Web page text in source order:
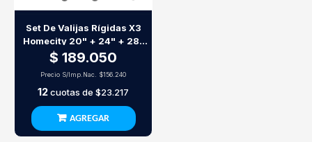
Set De Valijas Rígidas X3
Homecity 20" + 24" + 28"
Gris
$ 189.050
Precio S/Imp.Nac. $156.240
12cuotas de $23.217
AGREGAR